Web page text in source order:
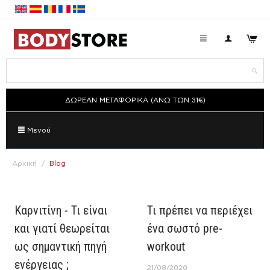
ΔΩΡΕΑΝ ΜΕΤΑΦΟΡΙΚΑ (ΑΝΩ ΤΩΝ 31€)
Μενού
Αρχική / Blog
Καρνιτίνη - Τι είναι
και γιατί θεωρείται
ως σημαντική πηγή
ενέργειας ;
Τι πρέπει να περιέχει
ένα σωστό pre-
workout
21/08/2020